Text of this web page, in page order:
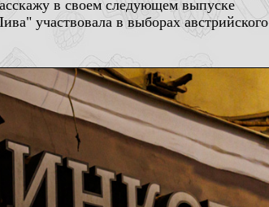
в своем следующем выпуске
участвовала в выборах австрийского